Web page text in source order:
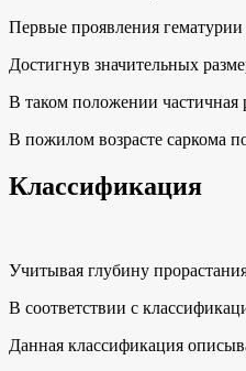
Первые проявления
Достигнув значительных
В таком положении частичная
В пожилом возрасте саркома
Классификация
Учитывая глубину
В соответствии с
Данная классификация